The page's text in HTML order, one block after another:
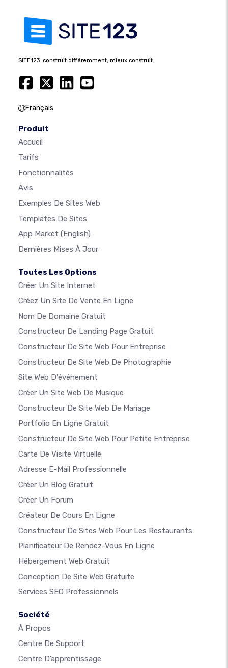
SITE123: construit différemment, mieux construit.
Français
Produit
Accueil
Tarifs
Fonctionnalités
Avis
Exemples De Sites Web
Templates De Sites
App Market (English)
Dernières Mises À Jour
Toutes Les Options
Créer Un Site Internet
Créez Un Site De Vente En Ligne
Nom De Domaine Gratuit
Constructeur De Landing Page Gratuit
Constructeur De Site Web Pour Entreprise
Constructeur De Site Web De Photographie
Site Web D'événement
Créer Un Site Web De Musique
Constructeur De Site Web De Mariage
Portfolio En Ligne Gratuit
Constructeur De Site Web Pour Petite Entreprise
Carte De Visite Virtuelle
Adresse E-Mail Professionnelle
Créer Un Blog Gratuit
Créer Un Forum
Créateur De Cours En Ligne
Constructeur De Sites Web Pour Les Restaurants
Planificateur De Rendez-Vous En Ligne
Hébergement Web Gratuit
Conception De Site Web Gratuite
Services SEO Professionnels
Société
À Propos
Centre De Support
Centre D’apprentissage